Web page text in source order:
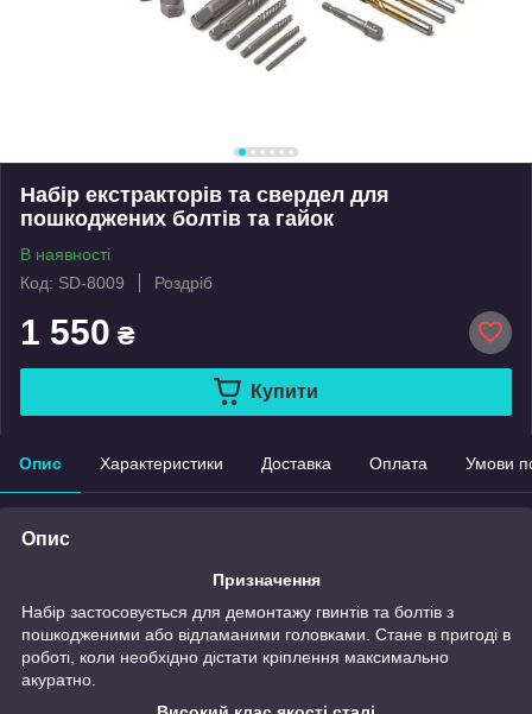
Набір екстракторів та свердел для
пошкоджених болтів та гайок
В наявності
Код: SD-8009
Роздріб
1 550 ₴
Купити
Опис Характеристики Доставка Оплата Умови
Опис
Призначення
Набір застосовується для демонтажу гвинтів та болтів з
пошкодженими або відламаними головками. Стане в пригоді в
роботі, коли необхідно дістати кріплення максимально
акуратно.